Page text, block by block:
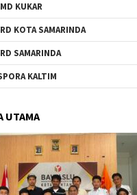
KUKAR
KOTA SAMARINDA
SAMARINDA
KALTIM
UTAMA